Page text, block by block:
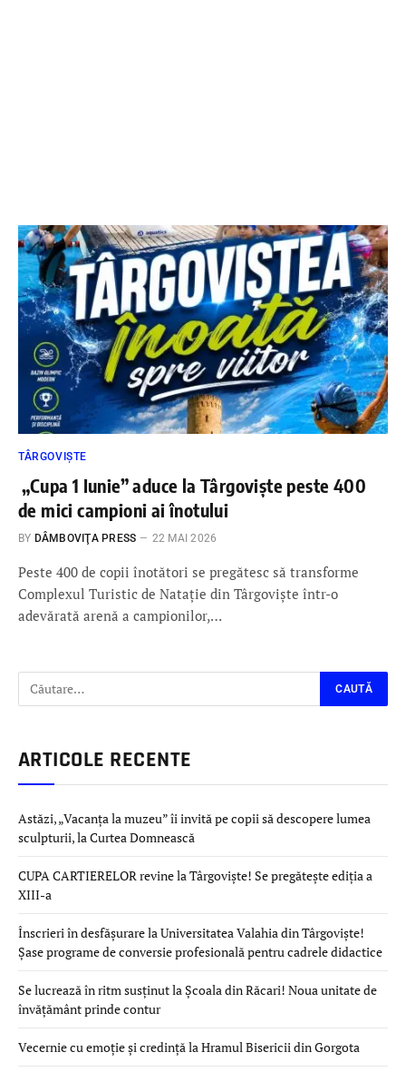
TÂRGOVIȘTE
„Cupa 1 Iunie” aduce la Târgoviște peste 400
de mici campioni ai înotului
BY DÂMBOVIŢA PRESS 22 MAI 2026
Peste 400 de copii înotători se pregătesc să transforme
Complexul Turistic de Natație din Târgoviște într-o
adevărată arenă a campionilor,…
ARTICOLE RECENTE
Astăzi, „Vacanța la muzeu” îi invită pe copii să descopere lumea
sculpturii, la Curtea Domnească
CUPA CARTIERELOR revine la Târgoviște! Se pregătește ediția a
XIII-a
Înscrieri în desfășurare la Universitatea Valahia din Târgoviște!
Șase programe de conversie profesională pentru cadrele didactice
Se lucrează în ritm susținut la Școala din Răcari! Noua unitate de
învățământ prinde contur
Vecernie cu emoție și credință la Hramul Bisericii din Gorgota